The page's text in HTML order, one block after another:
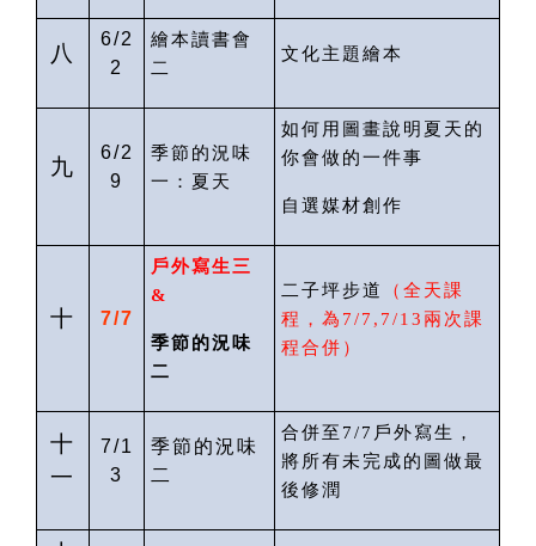
八
6/2
2
繪本讀書會
二
文化主題繪本
九
6/2
9
季節的況味
一：夏天
如何用圖畫說明夏天的
你會做的一件事
自選媒材創作
十 7/7
戶外寫生三
&
季節的況味
二
二子坪步道 （ 全天課
程 ，為 7/7 ,7/13 兩次課
程合併）
十
一
7/1
3
季節的況味
二
合併至 7/7 戶外寫生，
將所有未完成的圖做最
後修潤